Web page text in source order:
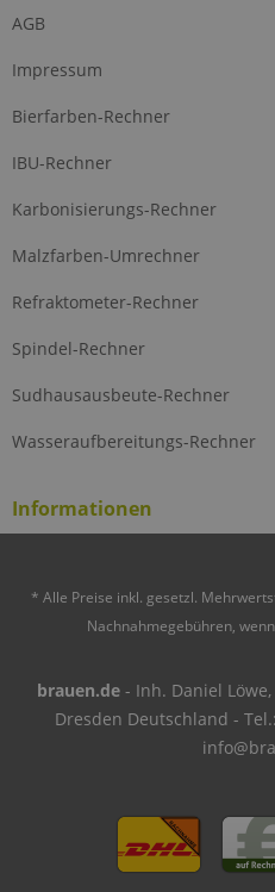
AGB
Impressum
Bierfarben-Rechner
IBU-Rechner
Karbonisierungs-Rechner
Malzfarben-Umrechner
Refraktometer-Rechner
Spindel-Rechner
Sudhausausbeute-Rechner
Wasseraufbereitungs-Rechner
Informationen
* Alle Preise inkl. gesetzl.
Nachnahmegebühren,
brauen.de- Inh. Daniel Löwe,
Dresden Deutschland -